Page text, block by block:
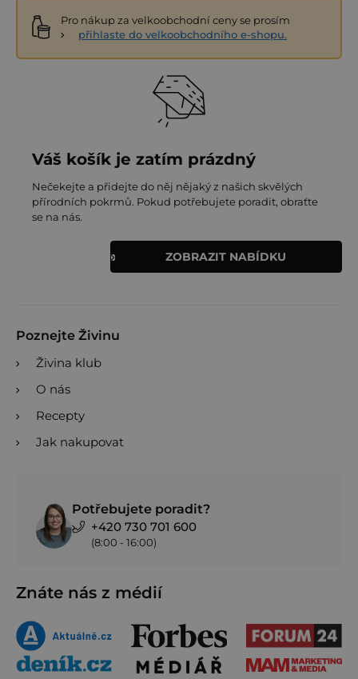
Pro nákup za velkoobchodní ceny se prosím
přihlaste do velkoobchodního e-shopu.
Váš košík je zatím prázdný
Nečekejte a přidejte do něj nějaký z našich skvělých
přírodních pokrmů. Pokud potřebujete poradit, obraťte
se na nás.
ZOBRAZIT NABÍDKU
Poznejte Živinu
Živina klub
O nás
Recepty
Jak nakupovat
Potřebujete poradit?
+420 730 701 600
(8:00 - 16:00)
Znáte nás z médií